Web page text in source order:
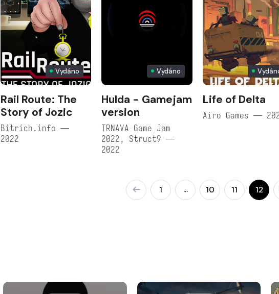
Vydáno
Rail Route: The
Story of Jozic
Bitrich.info —
2022
Vydáno
Hulda - Gamejam
version
TRNAVA Game Jam
2022, Struct9 —
2022
Life of Delta
Airo Games —
1 … 10 11 12